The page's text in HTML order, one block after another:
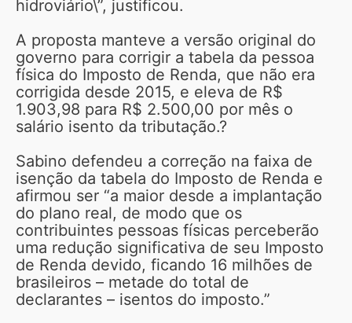
hidroviário\”, justificou.
A proposta manteve a versão original do
governo para corrigir a tabela da pessoa
física do Imposto de Renda, que não era
corrigida desde 2015, e eleva de R$
1.903,98 para R$ 2.500,00 por mês o
salário isento da tributação.?
Sabino defendeu a correção na faixa de
isenção da tabela do Imposto de Renda e
afirmou ser “a maior desde a implantação
do plano real, de modo que os
contribuintes pessoas físicas perceberão
uma redução significativa de seu Imposto
de Renda devido, ficando 16 milhões de
brasileiros – metade do total de
declarantes – isentos do imposto.”